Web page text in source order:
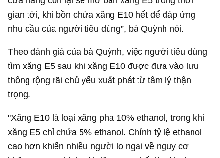
gian tới, khi bồn chứa xăng E10 hết để đáp ứng
nhu cầu của người tiêu dùng”, bà Quỳnh nói.
Theo đánh giá của bà Quỳnh, việc người tiêu dùng
tìm xăng E5 sau khi xăng E10 được đưa vào lưu
thông rộng rãi chủ yếu xuất phát từ tâm lý thận
trọng.
"Xăng E10 là loại xăng pha 10% ethanol, trong khi
xăng E5 chỉ chứa 5% ethanol. Chính tỷ lệ ethanol
cao hơn khiến nhiều người lo ngại về nguy cơ